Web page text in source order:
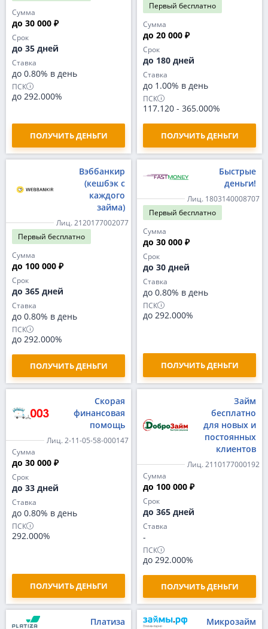
Сумма
до 30 000 ₽
Срок
до 35 дней
Ставка
до 0.80% в день
ПСК
до 292.000%
ПОЛУЧИТЬ ДЕНЬГИ
Первый бесплатно
Сумма
до 20 000 ₽
Срок
до 180 дней
Ставка
до 1.00% в день
ПСК
117.120 - 365.000%
ПОЛУЧИТЬ ДЕНЬГИ
Вэббанкир
(кешбэк с
каждого
займа)
Лиц. 2120177002077
Первый бесплатно
Сумма
до 100 000 ₽
Срок
до 365 дней
Ставка
до 0.80% в день
ПСК
до 292.000%
ПОЛУЧИТЬ ДЕНЬГИ
Быстрые
деньги!
Лиц. 1803140008707
Первый бесплатно
Сумма
до 30 000 ₽
Срок
до 30 дней
Ставка
до 0.80% в день
ПСК
до 292.000%
ПОЛУЧИТЬ ДЕНЬГИ
Скорая
финансовая
помощь
Лиц. 2-11-05-58-000147
Сумма
до 30 000 ₽
Срок
до 33 дней
Ставка
до 0.80% в день
ПСК
292.000%
ПОЛУЧИТЬ ДЕНЬГИ
Займ
бесплатно
для новых и
постоянных
клиентов
Лиц. 2110177000192
Сумма
до 100 000 ₽
Срок
до 365 дней
Ставка
-
ПСК
до 292.000%
ПОЛУЧИТЬ ДЕНЬГИ
Платиза Микрозайм